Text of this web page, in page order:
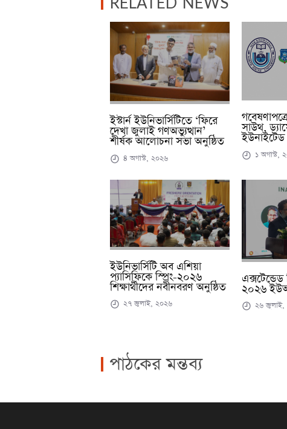
ইস্টার্ন ইউনিভার্সিটিতে ‘ফিরে
দেখা জুলাই গণঅভ্যুত্থান’
শীর্ষক আলোচনা সভা অনুষ্ঠিত
৪ অগাস্ট, ২০২৬
সাউথ,
ইউনাইটেড
১ অগাস্ট,
ইউনিভার্সিটি অব এশিয়া
প্যাসিফিকে স্প্রিং-২০২৬
শিক্ষার্থীদের নবীনবরণ অনুষ্ঠিত
২৭ জুলাই, ২০২৬
২০২৬
২৬ জুলাই,
পাঠকের মন্তব্য